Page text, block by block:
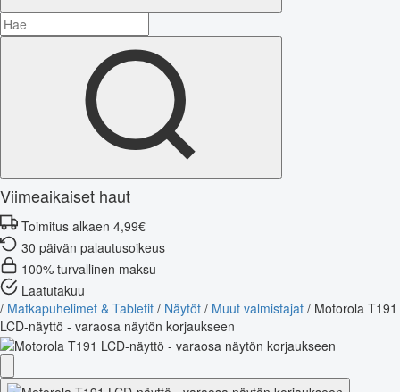
Viimeaikaiset haut
Toimitus alkaen 4,99€
30 päivän palautusoikeus
100% turvallinen maksu
Laatutakuu
/ Matkapuhelimet & Tabletit / Näytöt / Muut valmistajat / Motorola T191
LCD-näyttö - varaosa näytön korjaukseen